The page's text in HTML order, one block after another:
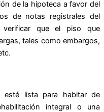
de la hipoteca a favor del
de notas registrales del
que el piso que
tales como embargos,
lista para habitar de
integral o una